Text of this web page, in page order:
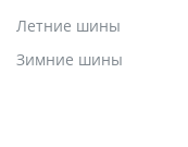
Летние шины
Зимние шины